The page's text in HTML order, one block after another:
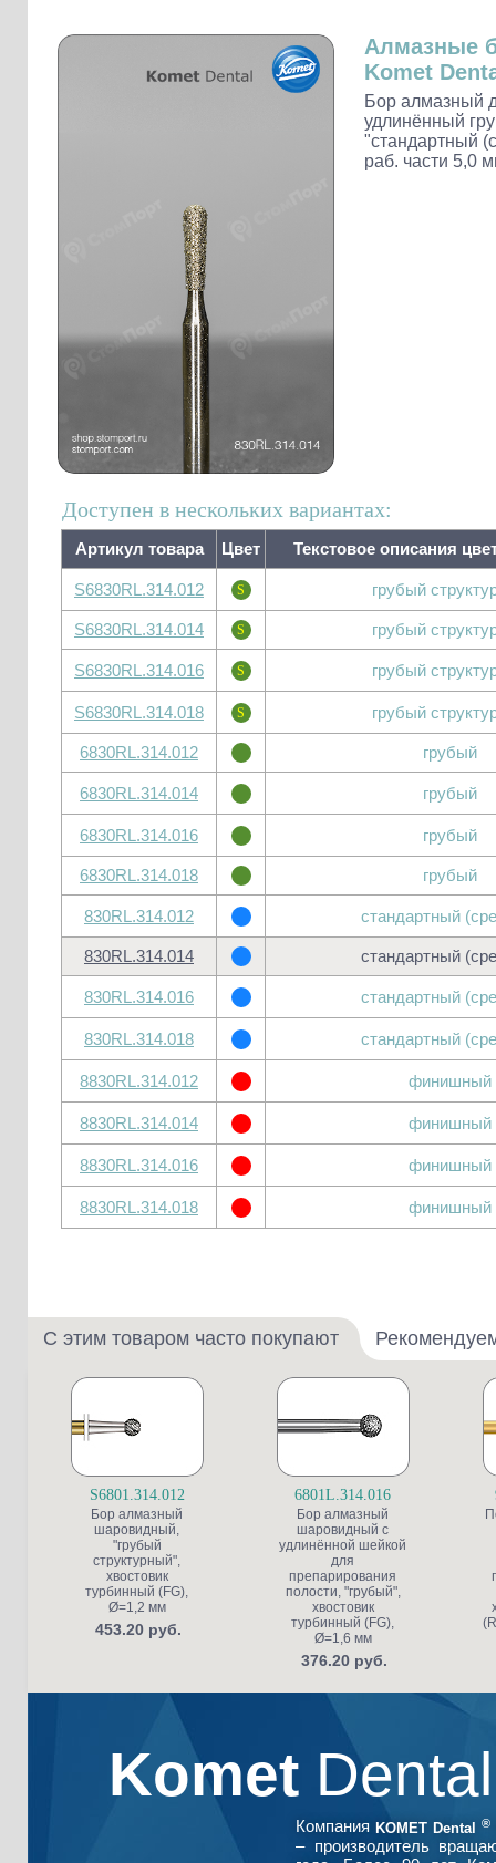
Наконечники и переходники KaVo
Алмазные
Komet
Бор алмазный
удлинённый
"стандартный
раб. части 5,0
Доступен в нескольких вариантах:
Артикул товара Цвет Текстовое описания
S6830RL.314.012 грубый
S6830RL.314.014 грубый
S6830RL.314.016 грубый
S6830RL.314.018 грубый
6830RL.314.012 грубый
6830RL.314.014 грубый
6830RL.314.016 грубый
6830RL.314.018 грубый
830RL.314.012 стандартный
830RL.314.014 стандартный
830RL.314.016 стандартный
830RL.314.018 стандартный
8830RL.314.012 финишный
8830RL.314.014 финишный
8830RL.314.016 финишный
8830RL.314.018 финишный
С этим товаром часто покупают
S6801.314.012
Бор алмазный
шаровидный,
"грубый
структурный",
хвостовик
турбинный (FG),
Ø=1,2 мм
453.20 руб.
6801L.314.016
Бор алмазный
шаровидный с
удлинённой шейкой
для
препарирования
полости, "грубый",
хвостовик
турбинный (FG),
Ø=1,6 мм
376.20 руб.
Komet
Компания KOMET Dental ®
– производитель